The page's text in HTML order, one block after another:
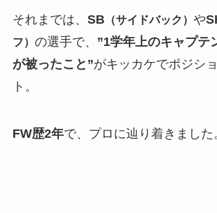
それまでは、 SB（サイドバック） や
フ） の選手で、 ”1学年上のキャプテ
が被ったこと”がキッカケでポジシ
ト。
FW歴2年で、プロに辿り着きました